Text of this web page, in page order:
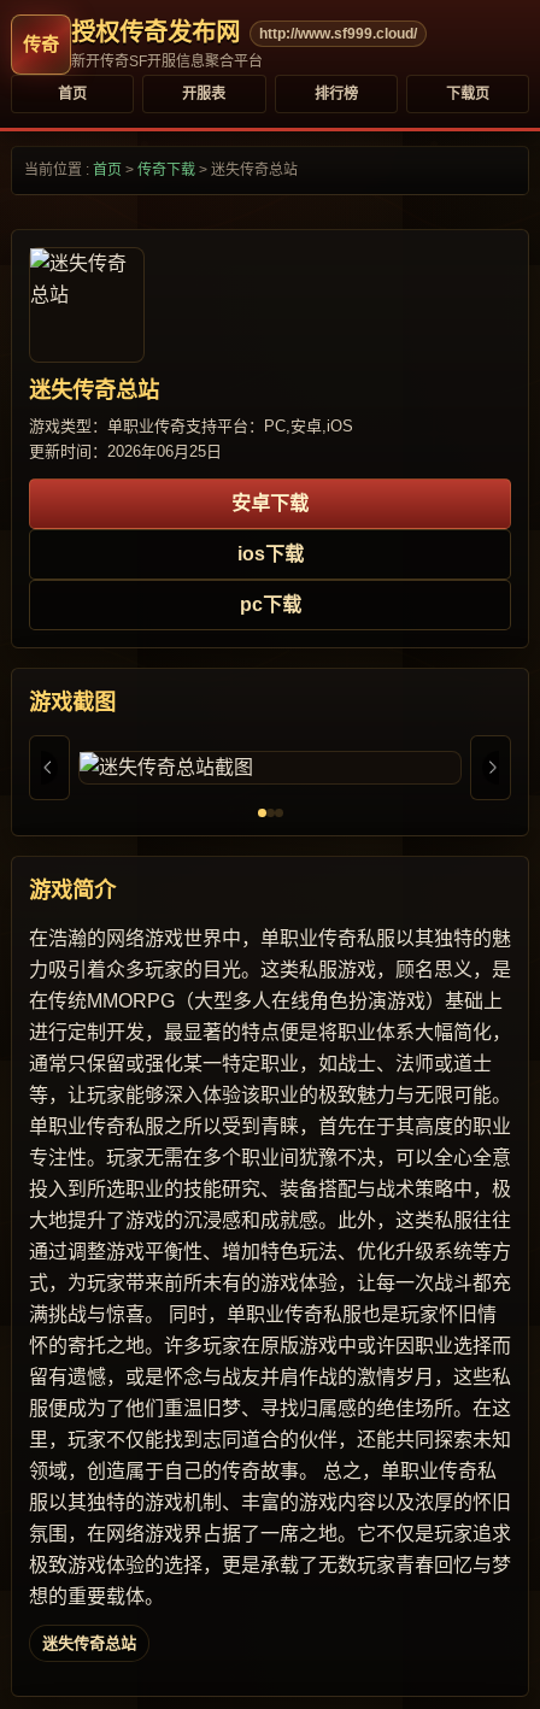
授权传奇发布网
http://www.sf999.cloud/
新开传奇SF开服信息聚合平台
首页
开服表 排行榜 下载页
当前位置 : 首页 > 传奇下载 > 迷失传奇总站
迷失传奇总站
游戏类型：单职业传奇支持平台：PC,安卓,iOS
更新时间：2026年06月25日
安卓下载
ios下载
pc下载
游戏截图
游戏简介
在浩瀚的网络游戏世界中，单职业传奇私服以其独特的魅
力吸引着众多玩家的目光。这类私服游戏，顾名思义，是
在传统MMORPG（大型多人在线角色扮演游戏）基础上
进行定制开发，最显著的特点便是将职业体系大幅简化，
通常只保留或强化某一特定职业，如战士、法师或道士
等，让玩家能够深入体验该职业的极致魅力与无限可能。
单职业传奇私服之所以受到青睐，首先在于其高度的职业
专注性。玩家无需在多个职业间犹豫不决，可以全心全意
投入到所选职业的技能研究、装备搭配与战术策略中，极
大地提升了游戏的沉浸感和成就感。此外，这类私服往往
通过调整游戏平衡性、增加特色玩法、优化升级系统等方
式，为玩家带来前所未有的游戏体验，让每一次战斗都充
满挑战与惊喜。 同时，单职业传奇私服也是玩家怀旧情
怀的寄托之地。许多玩家在原版游戏中或许因职业选择而
留有遗憾，或是怀念与战友并肩作战的激情岁月，这些私
服便成为了他们重温旧梦、寻找归属感的绝佳场所。在这
里，玩家不仅能找到志同道合的伙伴，还能共同探索未知
领域，创造属于自己的传奇故事。 总之，单职业传奇私
服以其独特的游戏机制、丰富的游戏内容以及浓厚的怀旧
氛围，在网络游戏界占据了一席之地。它不仅是玩家追求
极致游戏体验的选择，更是承载了无数玩家青春回忆与梦
想的重要载体。
迷失传奇总站